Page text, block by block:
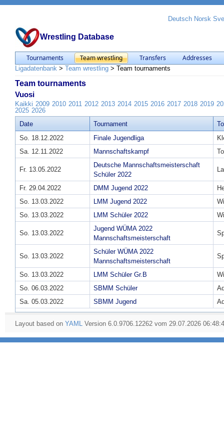
Wrestling Database
Deutsch Norsk
Tournaments Team wrestling Transfers Addresses
Ligadatenbank > Team wrestling > Team tournaments
Team tournaments
Vuosi
Kaikki 2009 2010 2011 2012 2013 2014 2015 2016 2017 2018 2019
2025 2026
Date
Tournament
So. 18.12.2022
Finale Jugendliga
Sa. 12.11.2022
Mannschaftskampf
Fr. 13.05.2022
Deutsche Mannschaftsmeisterschaft
Schüler 2022
Fr. 29.04.2022 DMM Jugend 2022
So. 13.03.2022
LMM Jugend 2022
So. 13.03.2022
LMM Schüler 2022
So. 13.03.2022
Jugend WÜMA 2022
Mannschaftsmeisterschaft
So. 13.03.2022
Schüler WÜMA 2022
Mannschaftsmeisterschaft
So. 13.03.2022 LMM Schüler Gr.B
So. 06.03.2022
SBMM Schüler
Sa. 05.03.2022
SBMM Jugend
Layout based on YAML Version 6.0.9706.12262 vom 29.07.2026